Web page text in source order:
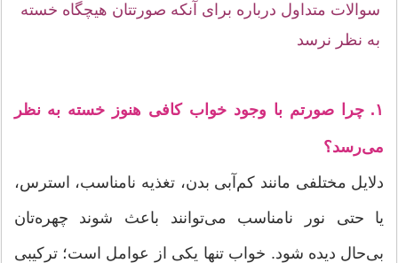
سوالات متداول درباره برای آنکه صورتتان هیچگاه خسته
به نظر نرسد
۱. چرا صورتم با وجود خواب کافی هنوز خسته به نظر
می‌رسد؟
دلایل مختلفی مانند کم‌آبی بدن، تغذیه نامناسب، استرس،
یا حتی نور نامناسب می‌توانند باعث شوند چهره‌تان
بی‌حال دیده شود. خواب تنها یکی از عوامل است؛ ترکیبی